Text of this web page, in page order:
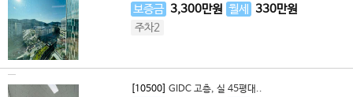
보증금 3,300만원 월세 330만원
주차2
[10500] GIDC 고층, 실 45평대..